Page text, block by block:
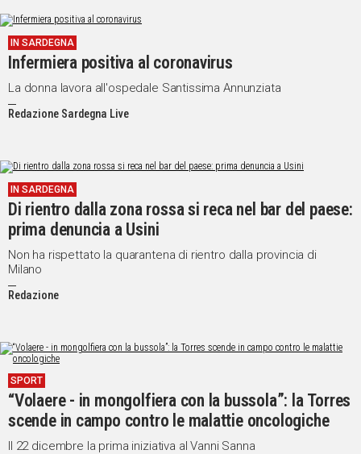
IN SARDEGNA
Infermiera positiva al coronavirus
La donna lavora all'ospedale Santissima Annunziata
Redazione Sardegna Live
IN SARDEGNA
Di rientro dalla zona rossa si reca nel bar del paese:
prima denuncia a Usini
Non ha rispettato la quarantena di rientro dalla provincia di
Milano
Redazione
SPORT
“Volaere - in mongolfiera con la bussola”: la Torres
scende in campo contro le malattie oncologiche
Il 22 dicembre la prima iniziativa al Vanni Sanna